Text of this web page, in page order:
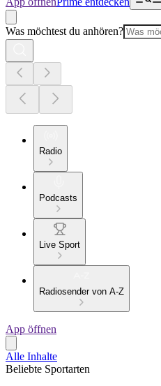
Was möchtest du anhören?
Radio
Podcasts
Live Sport
Radiosender von A-Z
App öffnen
Alle Inhalte
Beliebte Sportarten